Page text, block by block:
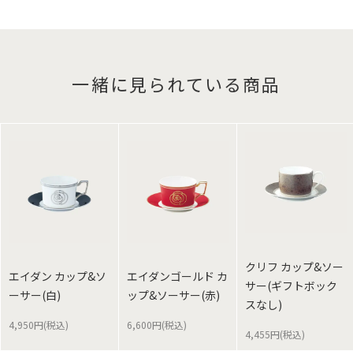
一緒に見られている商品
エイダン カップ&ソ
ーサー(白)
4,950円(税込)
エイダンゴールド カ
ップ&ソーサー(赤)
6,600円(税込)
クリフ カップ&ソー
サー(ギフトボック
スなし)
4,455円(税込)